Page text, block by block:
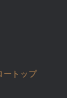
ートップ